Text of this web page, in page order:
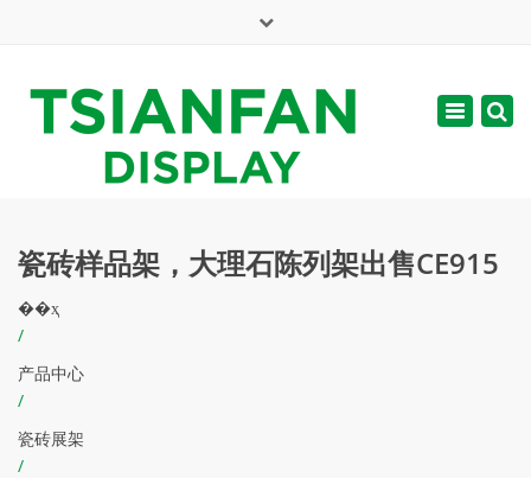
周一 - 周六: 7:00 - 17:00
Toggle
瓷砖样品架，大理石陈列架出售CE915
��ҳ
/
产品中心
/
瓷砖展架
/